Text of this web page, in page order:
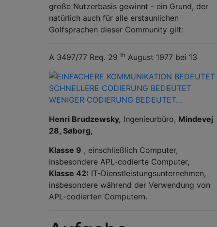
große Nutzerbasis gewinnt - ein Grund, der
natürlich auch für alle erstaunlichen
Golfsprachen dieser Community gilt:
A 3497/77 Req. 29 th August 1977 bei 13
Henri Brudzewsky, Ingenieurbüro, Mindevej
28, Søborg,
Klasse 9 , einschließlich Computer,
insbesondere APL-codierte Computer,
Klasse 42: IT-Dienstleistungsunternehmen,
insbesondere während der Verwendung von
APL-codierten Computern.